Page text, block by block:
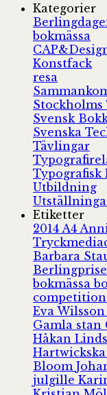
Kategorier
bokmässa
Konstfack
resa
Stockholms
Svensk
Svenska
Tävlingar
Typografisk
Utbildning
Etiketter
2014 A4
Barbara
bokmässa
competition
Eva Wilsson
Gamla stan
Håkan
Bloom
julgille